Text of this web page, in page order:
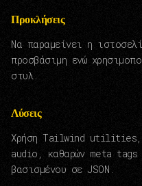
Προκλήσεις
Να παραμείνει η
προσβάσιμη ενώ
στυλ.
Λύσεις
Χρήση Tailwind utilities,
audio, καθαρών meta
βασισμένου σε JSON.